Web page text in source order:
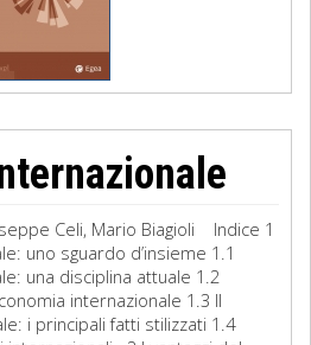
Celi, Mario Biagioli Indice 1
uno sguardo d’insieme 1.1
una disciplina attuale 1.2
internazionale 1.3 Il
i principali fatti stilizzati 1.4